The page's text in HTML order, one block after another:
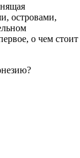
островами,
о чем стоит